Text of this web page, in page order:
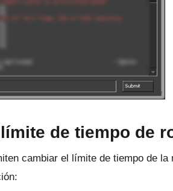
de tiempo de
cambiar el límite de tiempo de la